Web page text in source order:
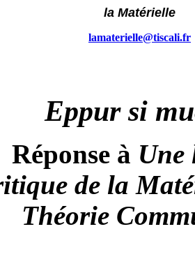
la Matérielle
lamaterielle@tiscali.fr
Eppur si
Réponse à Une
de la
Théorie